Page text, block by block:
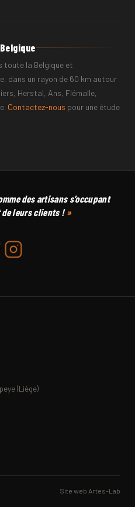
toute la Belgique et
dans un rayon de 60 km autour
Herstal, Ans, Flémalle,
Contactez-nous pour une étude
des artisans s’occupant
leurs clients !
(Liège)
Site web Artes-Lab